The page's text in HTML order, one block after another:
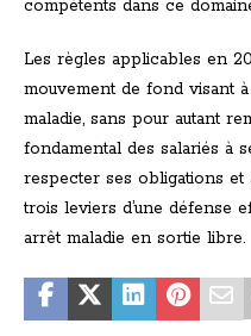
compétents dans ce
Les règles applicables en
mouvement de fond visant
maladie, sans pour autant
fondamental des salariés à
respecter ses obligations et
trois leviers d’une défense
arrêt maladie en sortie libre.